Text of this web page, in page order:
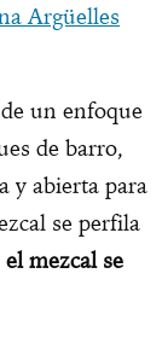
Argüelles
un enfoque
de barro,
y abierta para
se perfila
mezcal se